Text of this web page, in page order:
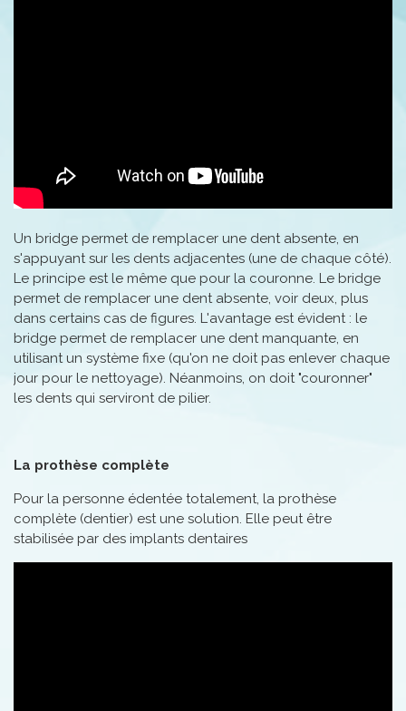
Un bridge permet de remplacer une dent absente, en
s'appuyant sur les dents adjacentes (une de chaque côté).
Le principe est le même que pour la couronne. Le bridge
permet de remplacer une dent absente, voir deux, plus
dans certains cas de figures. L'avantage est évident : le
bridge permet de remplacer une dent manquante, en
utilisant un système fixe (qu'on ne doit pas enlever chaque
jour pour le nettoyage). Néanmoins, on doit "couronner"
les dents qui serviront de pilier.
La prothèse complète
Pour la personne édentée totalement, la prothèse
complète (dentier) est une solution. Elle peut être
stabilisée par des implants dentaires